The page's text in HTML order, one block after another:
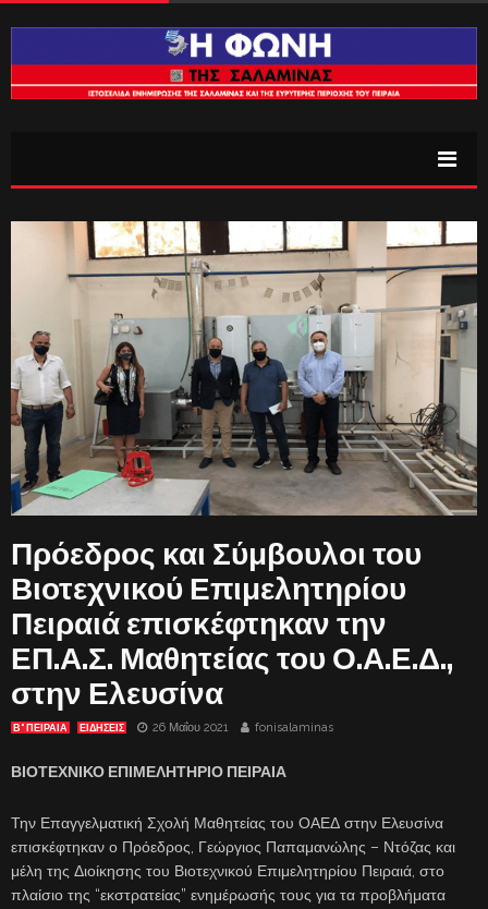
Πρόεδρος και Σύμβουλοι του
Βιοτεχνικού Επιμελητηρίου
Πειραιά επισκέφτηκαν την
ΕΠ.Α.Σ. Μαθητείας του Ο.Α.Ε.Δ.,
στην Ελευσίνα
Β' ΠΕΙΡΑΙΑ ΕΙΔΗΣΕΙΣ 26 Μαΐου 2021 fonisalaminas
ΒΙΟΤΕΧΝΙΚΟ ΕΠΙΜΕΛΗΤΗΡΙΟ ΠΕΙΡΑΙΑ
Την Επαγγελματική Σχολή Μαθητείας του ΟΑΕΔ στην Ελευσίνα
επισκέφτηκαν ο Πρόεδρος, Γεώργιος Παπαμανώλης – Ντόζας και
μέλη της Διοίκησης του Βιοτεχνικού Επιμελητηρίου Πειραιά, στο
πλαίσιο της “εκστρατείας” ενημέρωσής τους για τα προβλήματα